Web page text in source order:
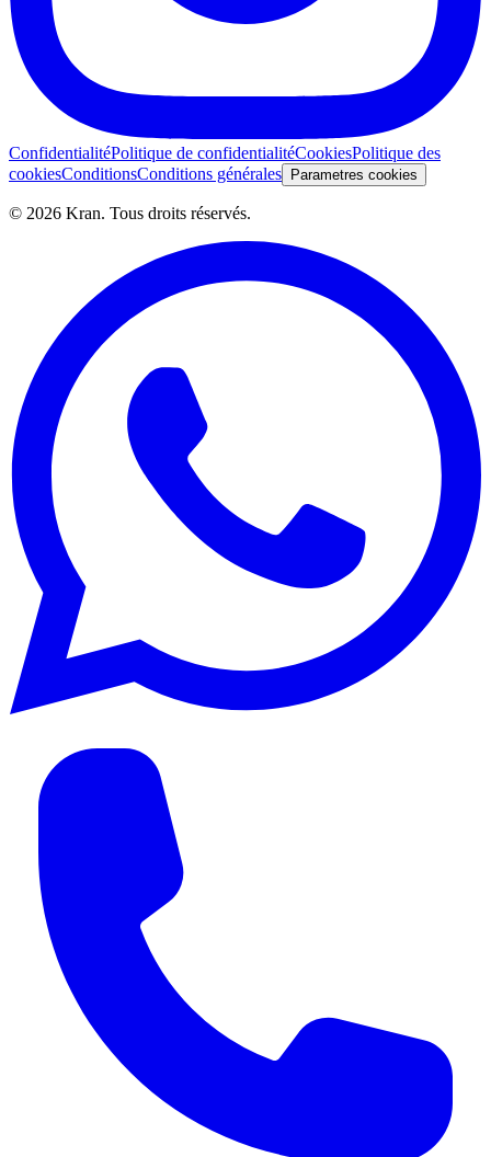
ConfidentialitéPolitique de confidentialitéCookiesPolitique des
cookiesConditionsConditions générales Parametres cookies
© 2026 Kran. Tous droits réservés.